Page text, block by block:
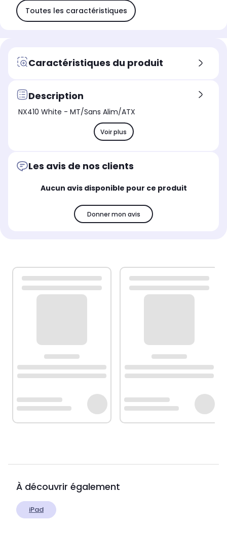
Toutes les caractéristiques
Caractéristiques du produit
Description
NX410 White - MT/Sans Alim/ATX
Voir plus
Les avis de nos clients
Aucun avis disponible pour ce produit
Donner mon avis
À découvrir également
iPad